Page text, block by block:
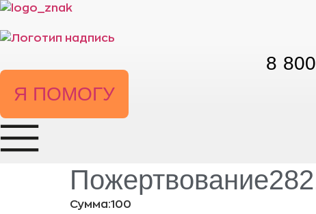
Перейти
содержимому
8
Я ПОМОГУ
Сумма:100